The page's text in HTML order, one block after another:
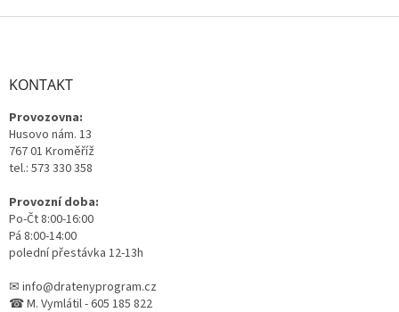
í
Z
KONTAKT
Provozovna:
Husovo nám. 13
767 01 Kroměříž
tel.: 573 330 358
Provozní doba:
Po-Čt 8:00-16:00
Pá 8:00-14:00
polední přestávka 12-13h
✉ info@dratenyprogram.cz
☎ M. Vymlátil - 605 185 822